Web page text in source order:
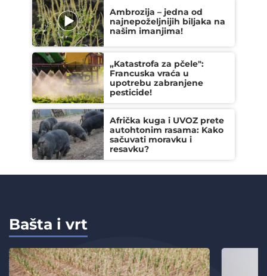
Ambrozija – jedna od
najnepoželjnijih biljaka na
našim imanjima!
„Katastrofa za pčele":
Francuska vraća u
upotrebu zabranjene
pesticide!
Afrička kuga i UVOZ prete
autohtonim rasama: Kako
sačuvati moravku i
resavku?
Bašta i vrt